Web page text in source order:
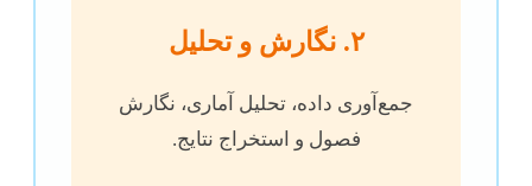
۲. نگارش و تحلیل
جمع‌آوری داده، تحلیل آماری، نگارش
فصول و استخراج نتایج.